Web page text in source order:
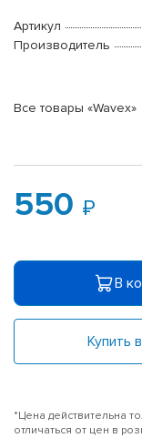
Артикул
Производитель
Все товары «Wavex»
550
В
Купить
*Цена действительна
отличаться от цен в